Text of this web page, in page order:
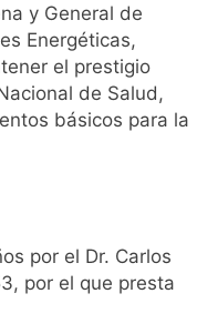
y General de
Energéticas,
el prestigio
de Salud,
básicos para la
por el Dr. Carlos
por el que presta